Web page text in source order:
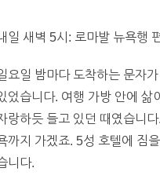
일 새벽 5시: 로마발 뉴욕행
요일 밤마다 도착하는 문자
었습니다. 여행 가방 안에 삶
랑하듯 들고 있던 때였습니
까지 가겠죠. 5성 호텔에 짐
니다.